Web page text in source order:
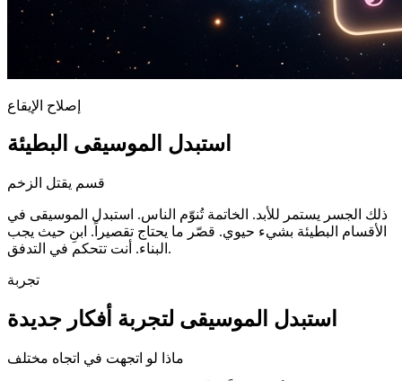
إصلاح الإيقاع
استبدل الموسيقى البطيئة
قسم يقتل الزخم
ذلك الجسر يستمر للأبد. الخاتمة تُنوّم الناس. استبدل الموسيقى في
الأقسام البطيئة بشيء حيوي. قصّر ما يحتاج تقصيراً. ابنِ حيث يجب
البناء. أنت تتحكم في التدفق.
تجربة
استبدل الموسيقى لتجربة أفكار جديدة
ماذا لو اتجهت في اتجاه مختلف